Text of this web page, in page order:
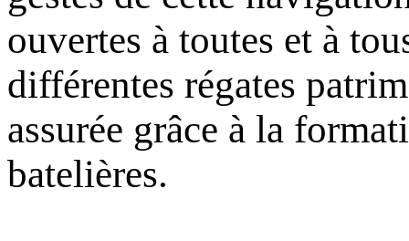
ouvertes à toutes et à
différentes régates
assurée grâce à la
batelières.